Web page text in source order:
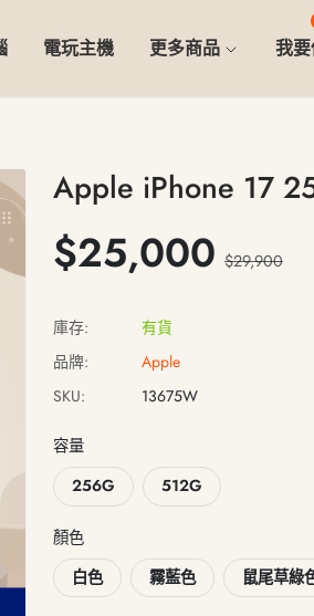
電玩主機 更多商品 我
Apple iPhone 17
$25,000 $29,900
庫存:
有貨
品牌:
Apple
SKU:
13675W
容量
256G
512G
顏色
白色
霧藍色 鼠尾草綠